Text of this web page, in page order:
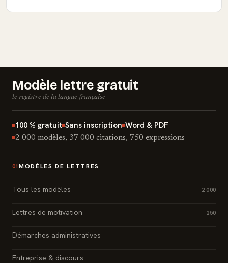
Modèle lettre gratuit
le registre de la langue française
100 % gratuit Sans inscription Word & PDF
2 000 modèles, 37 000 citations, 750 expressions
01 MODÈLES DE LETTRES
Tous les modèles 2 000
Lettres de motivation 250
Démarches administratives
Entreprise & discours